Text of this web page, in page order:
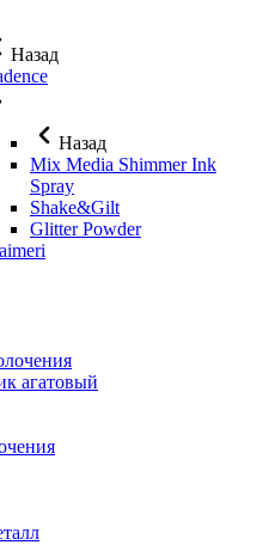
Назад
Назад
Mix Media Shimmer Ink
Spray
Shake&Gilt
Glitter Powder
агатовый